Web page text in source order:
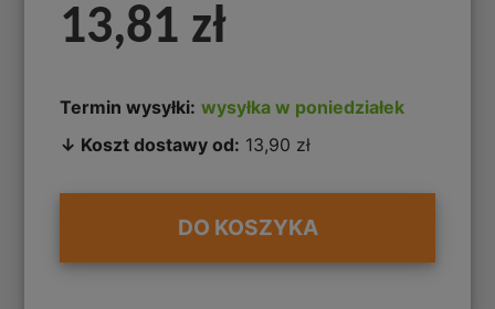
13,81 zł
Termin wysyłki: wysyłka w poniedziałek
↓ Koszt dostawy od: 13,90 zł
DO KOSZYKA